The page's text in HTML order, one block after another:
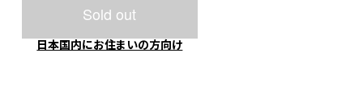
Sold out
日本国内にお住まいの方向け